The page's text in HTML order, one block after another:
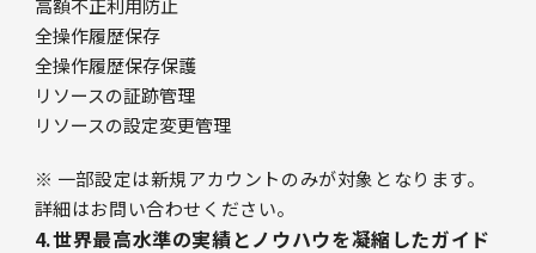
高額不正利用防止
全操作履歴保存
全操作履歴保存保護
リソースの証跡管理
リソースの設定変更管理
※ 一部設定は新規アカウントのみが対象となります。
詳細はお問い合わせください。
4.世界最高水準の実績とノウハウを凝縮したガイド